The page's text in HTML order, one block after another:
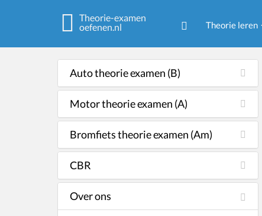
Theorie-examen
oefenen.nl
Theorie leren
Auto theorie examen (B)
Motor theorie examen (A)
Bromfiets theorie examen (Am)
CBR
Over ons